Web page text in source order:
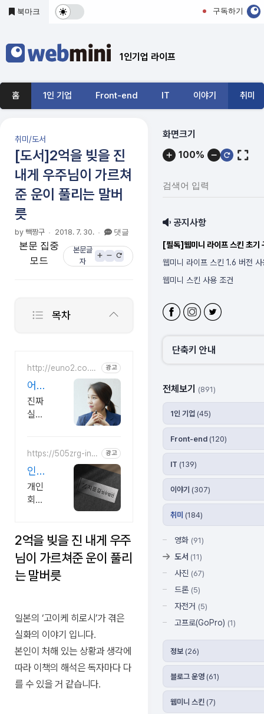
본문 바로가기
북마크 다
및
기
드
전
환
구독하기
1인기업 라이프
홈 1인 기업 Front-end IT 이야기 취미
취미/도서
[도서]2억을 빚을 진
내게 우주님이 가르쳐
준 운이 풀리는 말버
릇
by 빽짱구 2018. 7. 30. 댓글
본문 집중
모드
본문글
자
목차
풀리는 말버릇
http://euno2.co.k
광고
어디
서도
알려
1분 A
I 자
가진
단
진짜
실력
성공
사례
는 따
라하
기 힘
탕감
이것
은 꼭
알아
https://505zrg-inc
광고
인천
개인
회생
지름
길 합
리적
인 수
개인
회생
상담 /
수임
료 분
납 가
한 실
무 경
험 /
힘들
고 어
려운
2억을 빚을 진 내게 우주
님이 가르쳐준 운이 풀리
는 말버릇
일본의 ‘고이케 히로시’가 겪은
실화의 이야기 입니다.
본인이 처해 있는 상황과 생각에
따라 이책의 해석은 독자마다 다
를 수 있을 거 같습니다.
메
내
화면크기
100%
검
색
입
력:
공지사항
[필독]웹미니 라이프 스킨 초기
웹미니 라이프 스킨 1.6 버전
웹미니 스킨 사용 조건
웹미니 사이트
[필독]웹미니 라이프 스킨 초기
단축키 안내
전체보기 (891)
1인 기업 (45)
Front-end (120)
IT (139)
이야기 (307)
취미 (184)
영화 (91)
도서 (11)
사진 (67)
드론 (5)
자전거 (5)
고프로(GoPro) (1)
정보 (26)
블로그 운영 (61)
웹미니 스킨 (7)